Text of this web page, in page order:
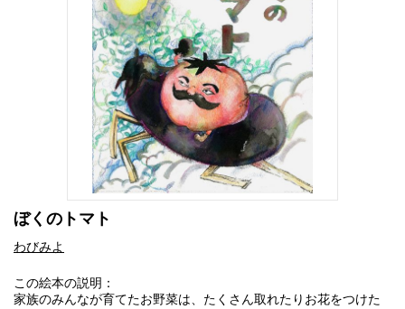
ぼくのトマト
わびみよ
この絵本の説明：
家族のみんなが育てたお野菜は、たくさん取れたりお花をつけた